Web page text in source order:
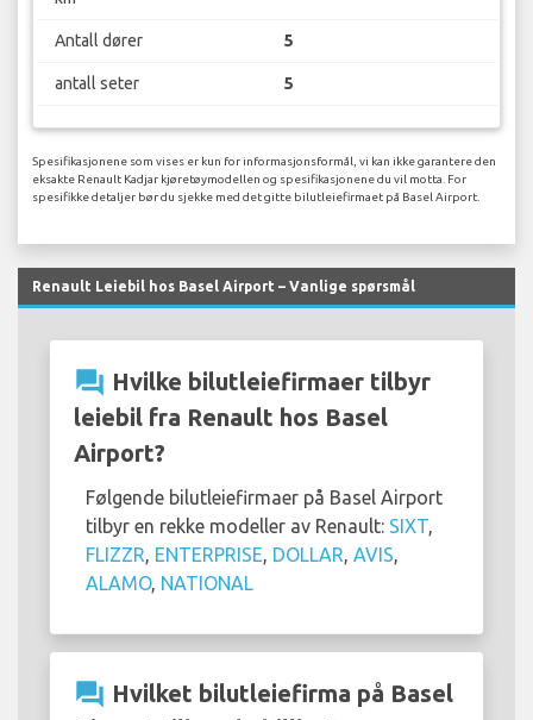
Antall dører 5
antall seter 5
Spesifikasjonene som vises er kun for informasjonsformål, vi kan ikke garantere den
eksakte Renault Kadjar kjøretøymodellen og spesifikasjonene du vil motta. For
spesifikke detaljer bør du sjekke med det gitte bilutleiefirmaet på Basel Airport.
Renault Leiebil hos Basel Airport – Vanlige spørsmål
question_answer Hvilke bilutleiefirmaer tilbyr
leiebil fra Renault hos Basel
Airport?
Følgende bilutleiefirmaer på Basel Airport
tilbyr en rekke modeller av Renault: SIXT
FLIZZR ENTERPRISE DOLLAR AVIS
ALAMO, NATIONAL
question_answer Hvilket bilutleiefirma på Basel